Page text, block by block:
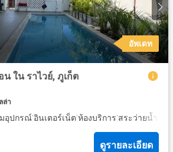
อัพเดท
ใน ราไวย์, ภูเก็ต
ล่า
อุปกรณ์·อินเตอร์เน็ต·ห้องบริการ·สระว่ายน้ำ
ดูรายละเอียด